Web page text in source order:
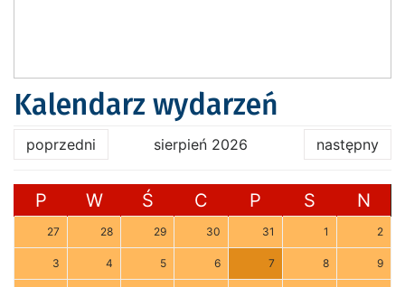
Kalendarz wydarzeń
poprzedni sierpień 2026 następny
P W Ś C P S N
27 28 29 30 31 1 2
3 4 5 6 7 8 9